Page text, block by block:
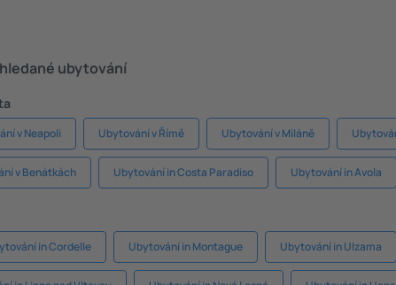
ubytování
v Neapoli Ubytování v Římě Ubytování v Miláně
v Benátkách Ubytování in Costa Paradiso Ubytování in Avola
in Cordelle Ubytování in Montague Ubytování in Ulzama